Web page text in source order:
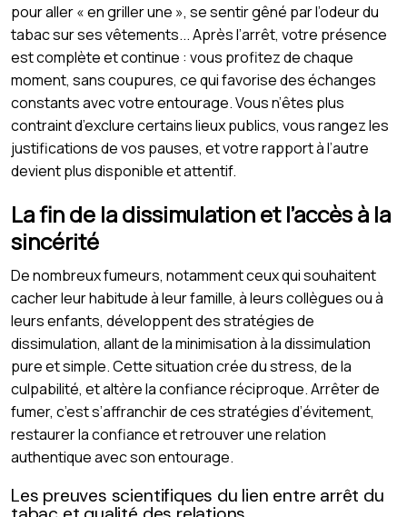
pour aller « en griller une », se sentir gêné par l’odeur du
tabac sur ses vêtements... Après l’arrêt, votre présence
est complète et continue : vous profitez de chaque
moment, sans coupures, ce qui favorise des échanges
constants avec votre entourage. Vous n’êtes plus
contraint d’exclure certains lieux publics, vous rangez les
justifications de vos pauses, et votre rapport à l’autre
devient plus disponible et attentif.
La fin de la dissimulation et l’accès à la
sincérité
De nombreux fumeurs, notamment ceux qui souhaitent
cacher leur habitude à leur famille, à leurs collègues ou à
leurs enfants, développent des stratégies de
dissimulation, allant de la minimisation à la dissimulation
pure et simple. Cette situation crée du stress, de la
culpabilité, et altère la confiance réciproque. Arrêter de
fumer, c’est s’affranchir de ces stratégies d’évitement,
restaurer la confiance et retrouver une relation
authentique avec son entourage.
Les preuves scientifiques du lien entre arrêt du